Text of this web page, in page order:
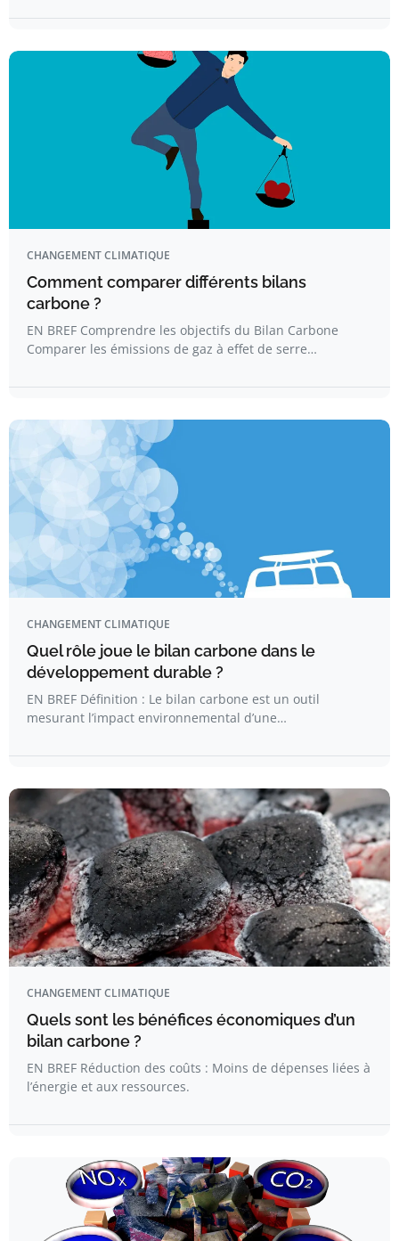
CHANGEMENT CLIMATIQUE
Comment comparer différents bilans
carbone ?
EN BREF Comprendre les objectifs du Bilan Carbone
Comparer les émissions de gaz à effet de serre…
CHANGEMENT CLIMATIQUE
Quel rôle joue le bilan carbone dans le
développement durable ?
EN BREF Définition : Le bilan carbone est un outil
mesurant l’impact environnemental d’une…
CHANGEMENT CLIMATIQUE
Quels sont les bénéfices économiques d’un
bilan carbone ?
EN BREF Réduction des coûts : Moins de dépenses liées à
l’énergie et aux ressources.